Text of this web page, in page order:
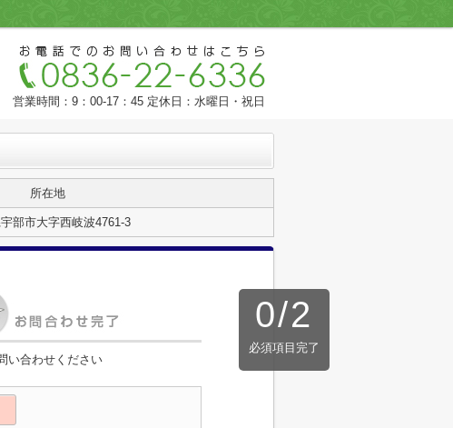
営業時間：9：00-17：45 定休日：水曜日・祝日
所在地
部市大字西岐波4761-3
0/2
必須項目完了
い合わせください